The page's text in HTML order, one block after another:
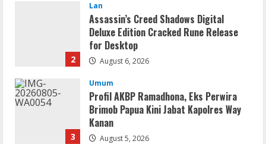
Warga
Khawatir
Pembangunan
Cepat
Rusak
2
Lan
Assassin’s Creed Shadows Digital
Deluxe Edition Cracked Rune Release
for Desktop
August 6, 2026
3
Umum
Profil AKBP Ramadhona, Eks Perwira
Brimob Papua Kini Jabat Kapolres Way
Kanan
August 5, 2026